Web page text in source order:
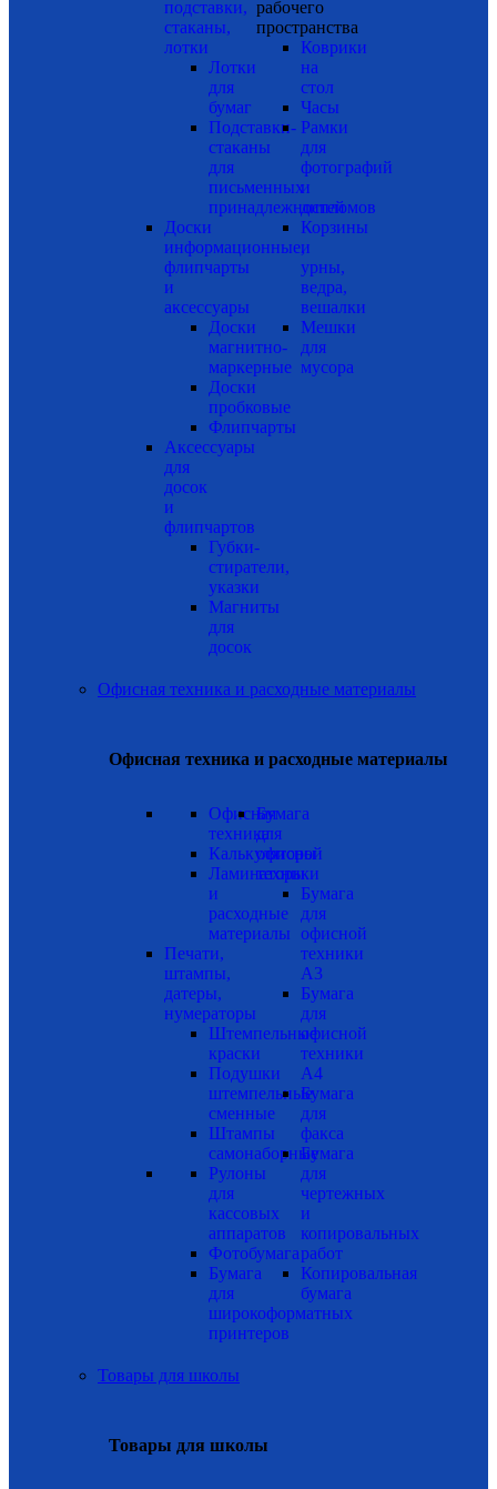
подставки,
стаканы,
лотки
Лотки
для
бумаг
Подставки-
стаканы
для
письменных
принадлежностей
Доски
информационные,
флипчарты
и
аксессуары
Доски
магнитно-
маркерные
Доски
пробковые
Флипчарты
Аксессуары
для
досок
и
флипчартов
Губки-
стиратели,
указки
Магниты
для
досок
рабочего
пространства
Коврики
на
стол
Часы
Рамки
для
фотографий
и
дипломов
Корзины
и
урны,
ведра,
вешалки
Мешки
для
мусора
Офисная техника и расходные материалы
Офисная техника и расходные материалы
Офисная
техника
Калькуляторы
Ламинаторы
и
расходные
материалы
Печати,
штампы,
датеры,
нумераторы
Штемпельные
краски
Подушки
штемпельные
сменные
Штампы
самонаборные
Рулоны
для
кассовых
аппаратов
Фотобумага
Бумага
для
широкоформатных
принтеров
Бумага
для
офисной
техники
Бумага
для
офисной
техники
А3
Бумага
для
офисной
техники
А4
Бумага
для
факса
Бумага
для
чертежных
и
копировальных
работ
Копировальная
бумага
Товары для школы
Товары для школы